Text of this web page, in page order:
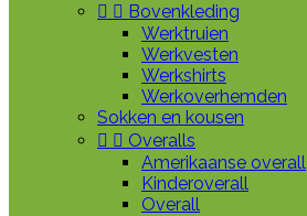
  Bovenkleding
Werktruien
Werkvesten
Werkshirts
Werkoverhemden
Sokken en kousen
  Overalls
Amerikaanse overall
Kinderoverall
Overall